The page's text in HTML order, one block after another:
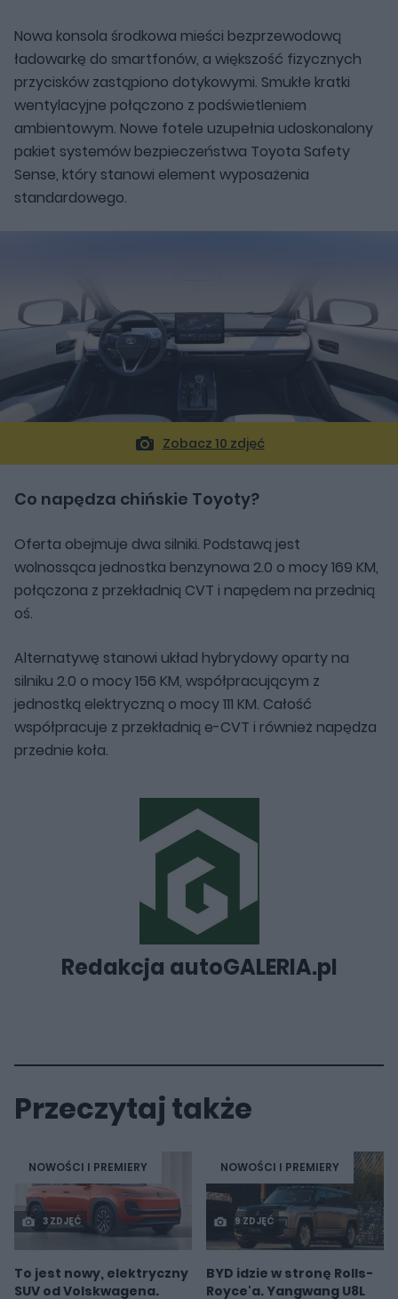
Nowa konsola środkowa mieści bezprzewodową
ładowarkę do smartfonów, a większość fizycznych
przycisków zastąpiono dotykowymi. Smukłe kratki
wentylacyjne połączono z podświetleniem
ambientowym. Nowe fotele uzupełnia udoskonalony
pakiet systemów bezpieczeństwa Toyota Safety
Sense, który stanowi element wyposażenia
standardowego.
Zobacz 10 zdjęć
Co napędza chińskie Toyoty?
Oferta obejmuje dwa silniki. Podstawą jest
wolnossąca jednostka benzynowa 2.0 o mocy 169 KM,
połączona z przekładnią CVT i napędem na przednią
oś.
Alternatywę stanowi układ hybrydowy oparty na
silniku 2.0 o mocy 156 KM, współpracującym z
jednostką elektryczną o mocy 111 KM. Całość
współpracuje z przekładnią e-CVT i również napędza
przednie koła.
Redakcja autoGALERIA.pl
Przeczytaj także
NOWOŚCI I PREMIERY
3 ZDJĘĆ
To jest nowy, elektryczny
SUV od Volskwagena.
NOWOŚCI I PREMIERY
9 ZDJĘĆ
BYD idzie w stronę Rolls-
Royce'a. Yangwang U8L